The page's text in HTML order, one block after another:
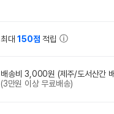
최대150점 적립
배송비 3,000원 (제주/도서산간
(3만원 이상 무료배송)